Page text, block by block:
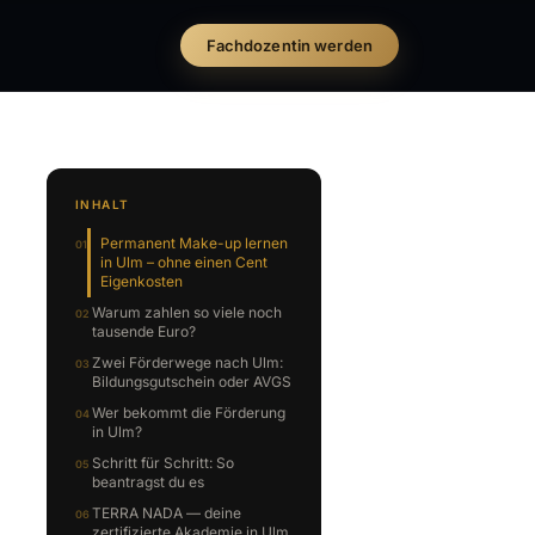
Fachdozentin werden
INHALT
Permanent Make-up lernen
in Ulm – ohne einen Cent
Eigenkosten
Warum zahlen so viele noch
tausende Euro?
Zwei Förderwege nach Ulm:
Bildungsgutschein oder AVGS
Wer bekommt die Förderung
in Ulm?
Schritt für Schritt: So
beantragst du es
TERRA NADA — deine